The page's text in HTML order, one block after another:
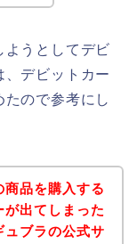
ようとしてデビ
、デビットカー
たので参考にし
品を購入する
出てしまった
ュブラの公式サ